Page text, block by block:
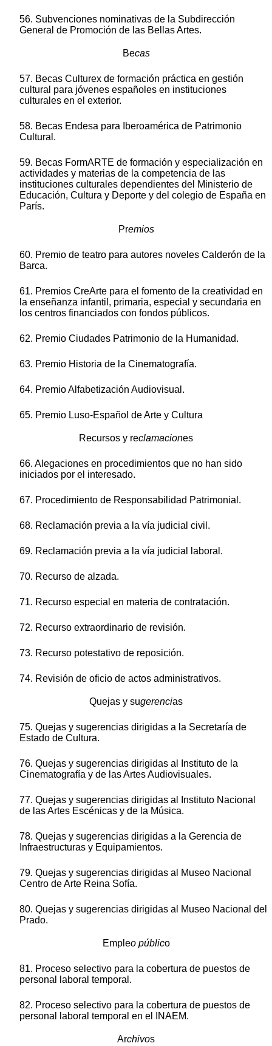
56. Subvenciones nominativas de la Subdirección
General de Promoción de las Bellas Artes.
Becas
57. Becas Culturex de formación práctica en gestión
cultural para jóvenes españoles en instituciones
culturales en el exterior.
58. Becas Endesa para Iberoamérica de Patrimonio
Cultural.
59. Becas FormARTE de formación y especialización en
actividades y materias de la competencia de las
instituciones culturales dependientes del Ministerio de
Educación, Cultura y Deporte y del colegio de España en
París.
Premios
60. Premio de teatro para autores noveles Calderón de la
Barca.
61. Premios CreArte para el fomento de la creatividad en
la enseñanza infantil, primaria, especial y secundaria en
los centros financiados con fondos públicos.
62. Premio Ciudades Patrimonio de la Humanidad.
63. Premio Historia de la Cinematografía.
64. Premio Alfabetización Audiovisual.
65. Premio Luso-Español de Arte y Cultura
Recursos y reclamaciones
66. Alegaciones en procedimientos que no han sido
iniciados por el interesado.
67. Procedimiento de Responsabilidad Patrimonial.
68. Reclamación previa a la vía judicial civil.
69. Reclamación previa a la vía judicial laboral.
70. Recurso de alzada.
71. Recurso especial en materia de contratación.
72. Recurso extraordinario de revisión.
73. Recurso potestativo de reposición.
74. Revisión de oficio de actos administrativos.
Quejas y sugerencias
75. Quejas y sugerencias dirigidas a la Secretaría de
Estado de Cultura.
76. Quejas y sugerencias dirigidas al Instituto de la
Cinematografía y de las Artes Audiovisuales.
77. Quejas y sugerencias dirigidas al Instituto Nacional
de las Artes Escénicas y de la Música.
78. Quejas y sugerencias dirigidas a la Gerencia de
Infraestructuras y Equipamientos.
79. Quejas y sugerencias dirigidas al Museo Nacional
Centro de Arte Reina Sofía.
80. Quejas y sugerencias dirigidas al Museo Nacional del
Prado.
Empleo público
81. Proceso selectivo para la cobertura de puestos de
personal laboral temporal.
82. Proceso selectivo para la cobertura de puestos de
personal laboral temporal en el INAEM.
Archivos